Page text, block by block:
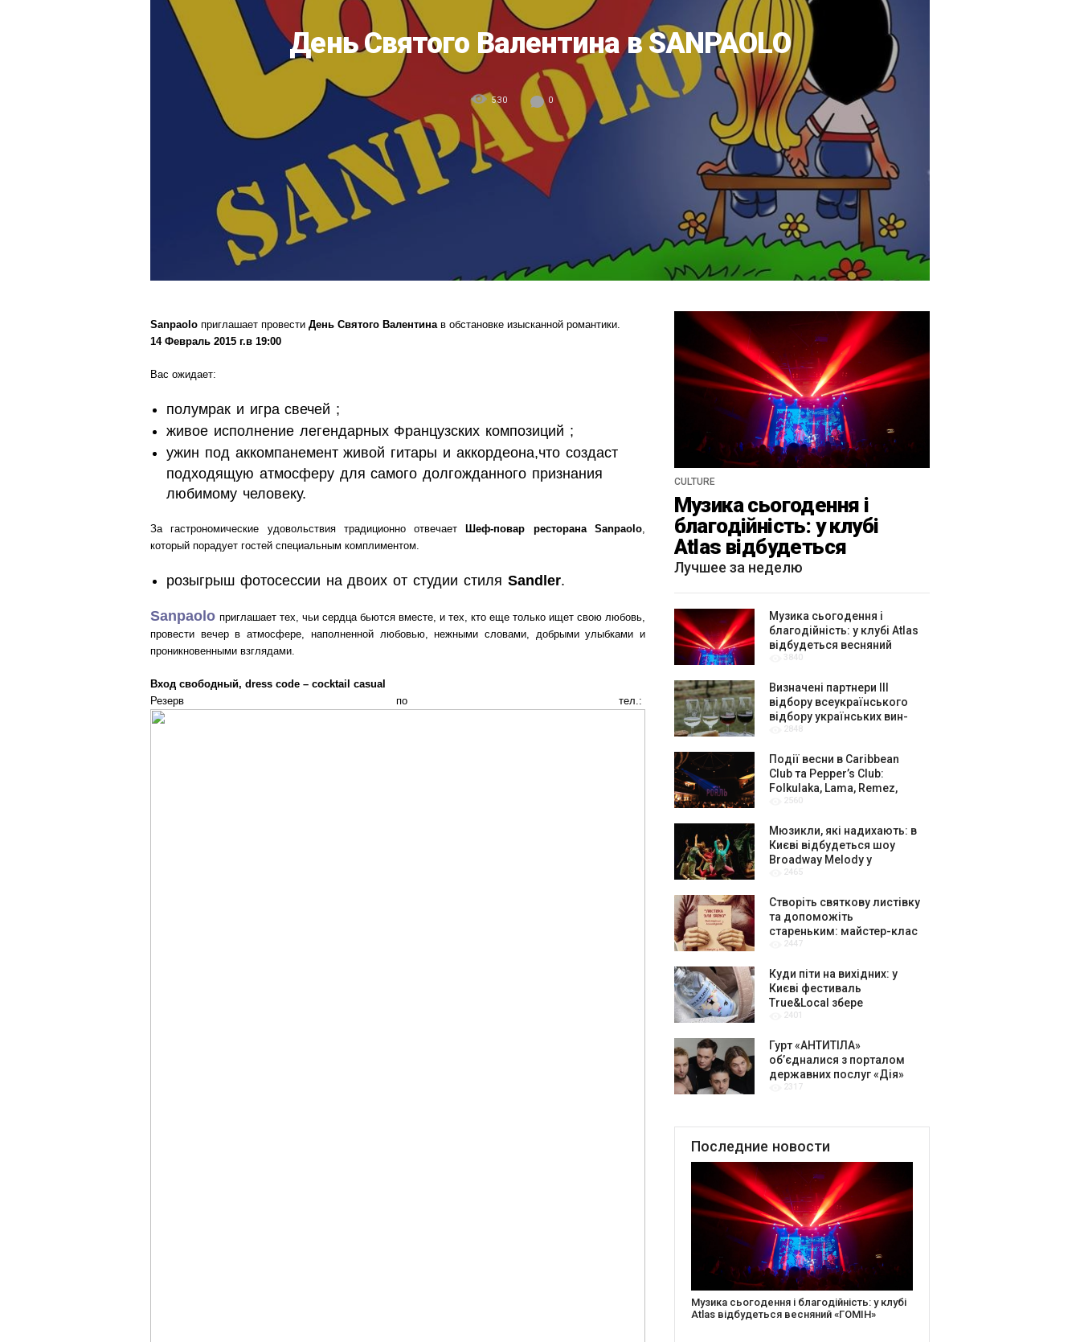
День Святого Валентина в SANPAOLO
530 0
Sanpaolo приглашает провести День Святого Валентинав обстановке изысканной романтики.
14 Февраль 2015 г.в 19:00
Вас ожидает:
полумрак и игра свечей ;
живое исполнение легендарных Французских композиций ;
ужин под аккомпанемент живой гитары и аккордеона,что создаст
подходящую атмосферу для самого долгожданного признания
любимому человеку.
За гастрономические удовольствия традиционно отвечает Шеф-повар ресторана Sanpaolo,
который порадует гостей специальным комплиментом.
розыгрыш фотосессии на двоих от студии стиля Sandler.
Sanpaolo приглашает тех, чьи сердца бьются вместе, и тех, кто еще только ищет свою любовь,
провести вечер в атмосфере, наполненной любовью, нежными словами, добрыми улыбками и
проникновенными взглядами.
Вход свободный, dress code – cocktail casual
Резерв по тел.:
CULTURE
Музика сьогодення і
благодійність: у клубі
Atlas відбудеться
весняний «ГОМІН»
Лучшее за неделю
Музика сьогодення і
благодійність: у клубі Atlas
відбудеться весняний
«ГОМІН»
3840
Визначені партнери ІІІ
відбору всеукраїнського
відбору українських вин-
амбасадорів
2848
Події весни в Caribbean
Club та Pepper’s Club:
Folkulaka, Lama, Remez,
вар’єте «Рояль» і триб’ют-
2560
Мюзикли, які надихають: в
Києві відбудеться шоу
Broadway Melody у
виконанні юних артистів
2465
Створіть святкову листівку
та допоможіть
стареньким: майстер-клас
від БФ «Юлині Бабусі» на
2447
Куди піти на вихідних: у
Києві фестиваль
True&Local збере
крафтярів, лекторів і гурт
2401
Гурт «АНТИТІЛА»
обʼєдналися з порталом
державних послуг «Дія»
для привітання молодят
2317
Последние новости
Створіть святкову листівку та допоможіть
стареньким: майстер-клас від БФ «Юлині